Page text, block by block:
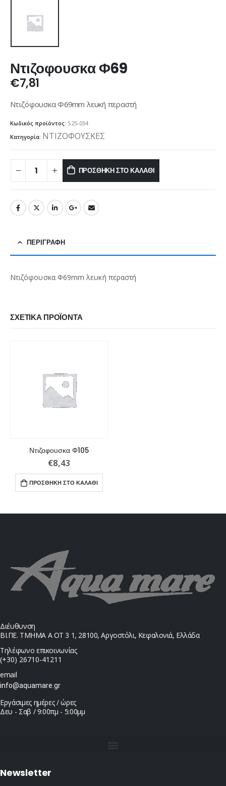
Ντιζοφουσκα Φ69
€7,81
Ντιζόφουσκα Φ69mm λευκή περαστή
Κωδικός προϊόντος: S25-034
Κατηγορία: ΝΤΙΖΟΦΟΥΣΚΕΣ
ΠΡΟΣΘΉΚΗ ΣΤΟ ΚΑΛΆΘΙ
ΠΕΡΙΓΡΑΦΉ
Ντιζόφουσκα Φ69mm λευκή περαστή
ΣΧΕΤΙΚΆ ΠΡΟΪΌΝΤΑ
Ντιζοφουσκα Φ105
€8,43
ΠΡΟΣΘΉΚΗ ΣΤΟ ΚΑΛΆΘΙ
Διέυθυνση
ΒΙ.ΠΕ. ΤΜΗΜΑ Α ΟΤ 3 1, 28100, Αργοστόλι, Κεφαλονιά, Ελλάδα
Τηλέφωνο επικοινωνίας
(+30) 26710-41211
email
info@aquamare.gr
Εργάσιμες ημέρες / ώρες
Δευ - Σαβ / 9:00πμ - 5:00μμ
Newsletter